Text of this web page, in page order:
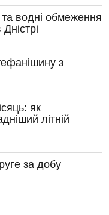
водні обмеження
з
як
літній
за добу